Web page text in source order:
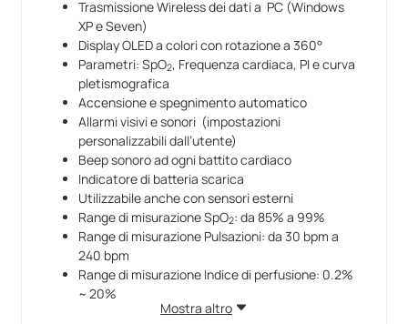
Trasmissione Wireless dei dati a PC (Windows
XP e Seven)
Display OLED a colori con rotazione a 360°
Parametri: SpO2, Frequenza cardiaca, PI e curva
pletismografica
Accensione e spegnimento automatico
Allarmi visivi e sonori (impostazioni
personalizzabili dall’utente)
Beep sonoro ad ogni battito cardiaco
Indicatore di batteria scarica
Utilizzabile anche con sensori esterni
Range di misurazione SpO2: da 85% a 99%
Range di misurazione Pulsazioni: da 30 bpm a
240 bpm
Range di misurazione Indice di perfusione: 0.2%
~ 20%
Accuratezza SpO2: ± 3% (per saturazione tra
Mostra altro